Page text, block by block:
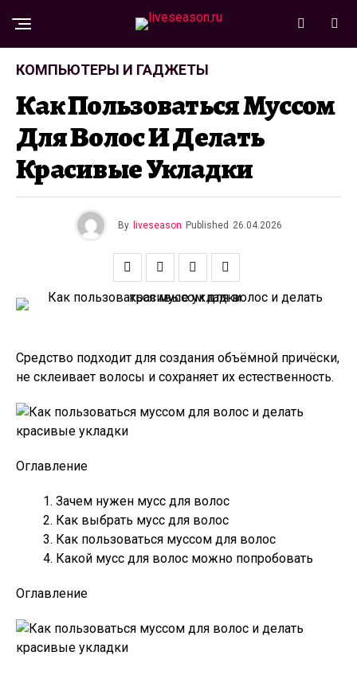
КОМПЬЮТЕРЫ И ГАДЖЕТЫ
Как Пользоваться Муссом
Для Волос И Делать
Красивые Укладки
By liveseason Published 26.04.2026
Средство подходит для создания объёмной причёски,
не склеивает волосы и сохраняет их естественность.
Оглавление
Зачем нужен мусс для волос
Как выбрать мусс для волос
Как пользоваться муссом для волос
Какой мусс для волос можно попробовать
Оглавление